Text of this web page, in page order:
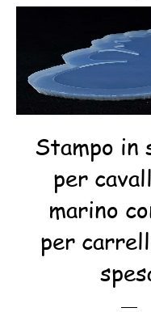
Stampo in
per
marino
per